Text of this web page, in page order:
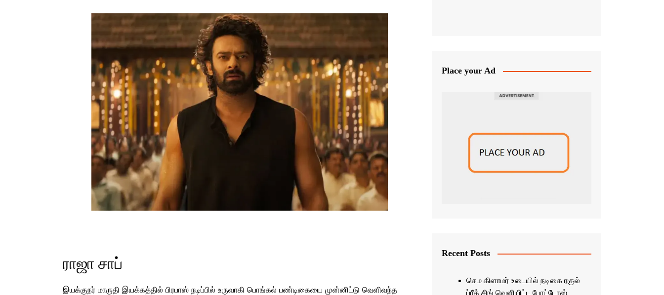
ராஜா சாப்
இயக்குநர் மாருதி இயக்கத்தில் பிரபாஸ் நடிப்பில் உருவாகி பொங்கல் பண்டிகையை முன்னிட்டு வெளிவந்த
Place your Ad
Recent Posts
செம கிளாமர் உடையில் நடிகை ரகுல்
ப்ரீத் சிங் வெளியிட்ட போட்டோஸ்